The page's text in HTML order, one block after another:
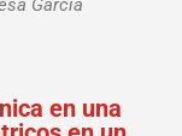
García
en una